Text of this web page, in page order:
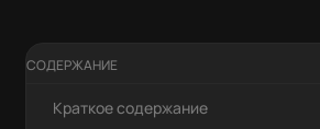
СОДЕРЖАНИЕ
Краткое содержание